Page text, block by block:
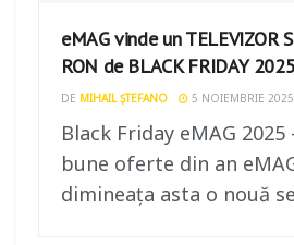
eMAG vinde un TELEVIZOR
RON de BLACK FRIDAY 2025
DE MIHAIL ȘTEFANO 5 NOIEMBRIE 2025
Black Friday eMAG 2025
bune oferte din an
dimineața asta o nouă